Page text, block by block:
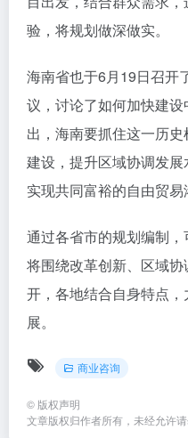
验，将规划做深做实。
海南省也于6月19日召开
议，讨论了如何加快建
出，海南要抓住这一历
建设，提升区域协调发
实现共同富裕的自由贸易
通过各省市的规划编制，
将围绕改革创新、区域
开，各地结合自身特点
展。
商业咨询
© 版权声明
文章版权归作者所有，未经允许请